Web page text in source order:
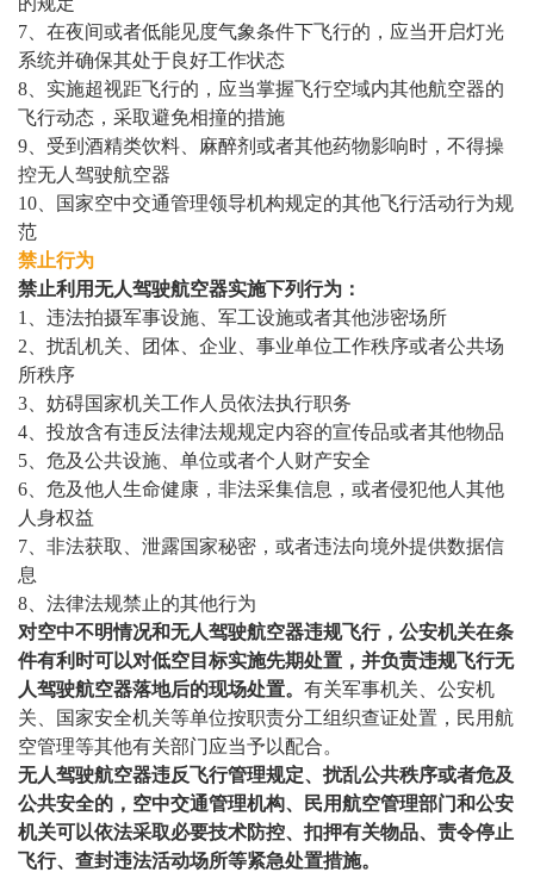
7、在夜间或者低能见度气象条件下飞行的，应当开启灯光
系统并确保其处于良好工作状态
8、实施超视距飞行的，应当掌握飞行空域内其他航空器的
飞行动态，采取避免相撞的措施
9、受到酒精类饮料、麻醉剂或者其他药物影响时，不得操
控无人驾驶航空器
10、国家空中交通管理领导机构规定的其他飞行活动行为规
范
禁止行为
禁止利用无人驾驶航空器实施下列行为：
1、 违法拍摄军事设施、军工设施或者其他涉密场所
2、 扰乱机关、团体、企业、事业单位工作秩序或者公共场
所秩序
3、 妨碍国家机关工作人员依法执行职务
4、 投放含有违反法律法规规定内容的宣传品或者其他物品
5、 危及公共设施、单位或者个人财产安全
6、 危及他人生命健康，非法采集信息，或者侵犯他人其他
人身权益
7、 非法获取、泄露国家秘密，或者违法向境外提供数据信
息
8、 法律法规禁止的其他行为
对空中不明情况和无人驾驶航空器违规飞行，公安机关在条
件有利时可以对低空目标实施先期处置，并负责违规飞行无
人驾驶航空器落地后的现场处置。 有关军事机关、公安机
关、国家安全机关等单位按职责分工组织查证处置，民用航
空管理等其他有关部门应当予以配合。
无人驾驶航空器违反飞行管理规定、扰乱公共秩序或者危及
公共安全的，空中交通管理机构、民用航空管理部门和公安
机关可以依法采取必要技术防控、扣押有关物品、责令停止
飞行、查封违法活动场所等紧急处置措施。